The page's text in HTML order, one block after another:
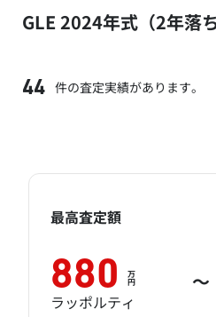
GLE 2024年式（2年落
44 件の査定実績があります。
最高査定額
880 万
円 ～
ラッポルティ